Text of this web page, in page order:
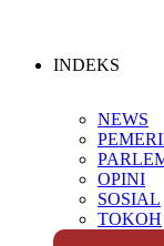
INDEKS
NEWS
OPINI
SOSIAL
TOKOH